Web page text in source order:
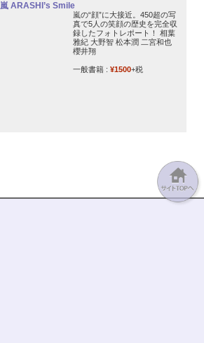
嵐 ARASHI’s Smile
嵐の“顔”に大接近。450超の写
真で5人の笑顔の歴史を完全収
録したフォトレポート！ 相葉
雅紀 大野智 松本潤 二宮和也
櫻井翔
一般書籍 : ¥1500+税